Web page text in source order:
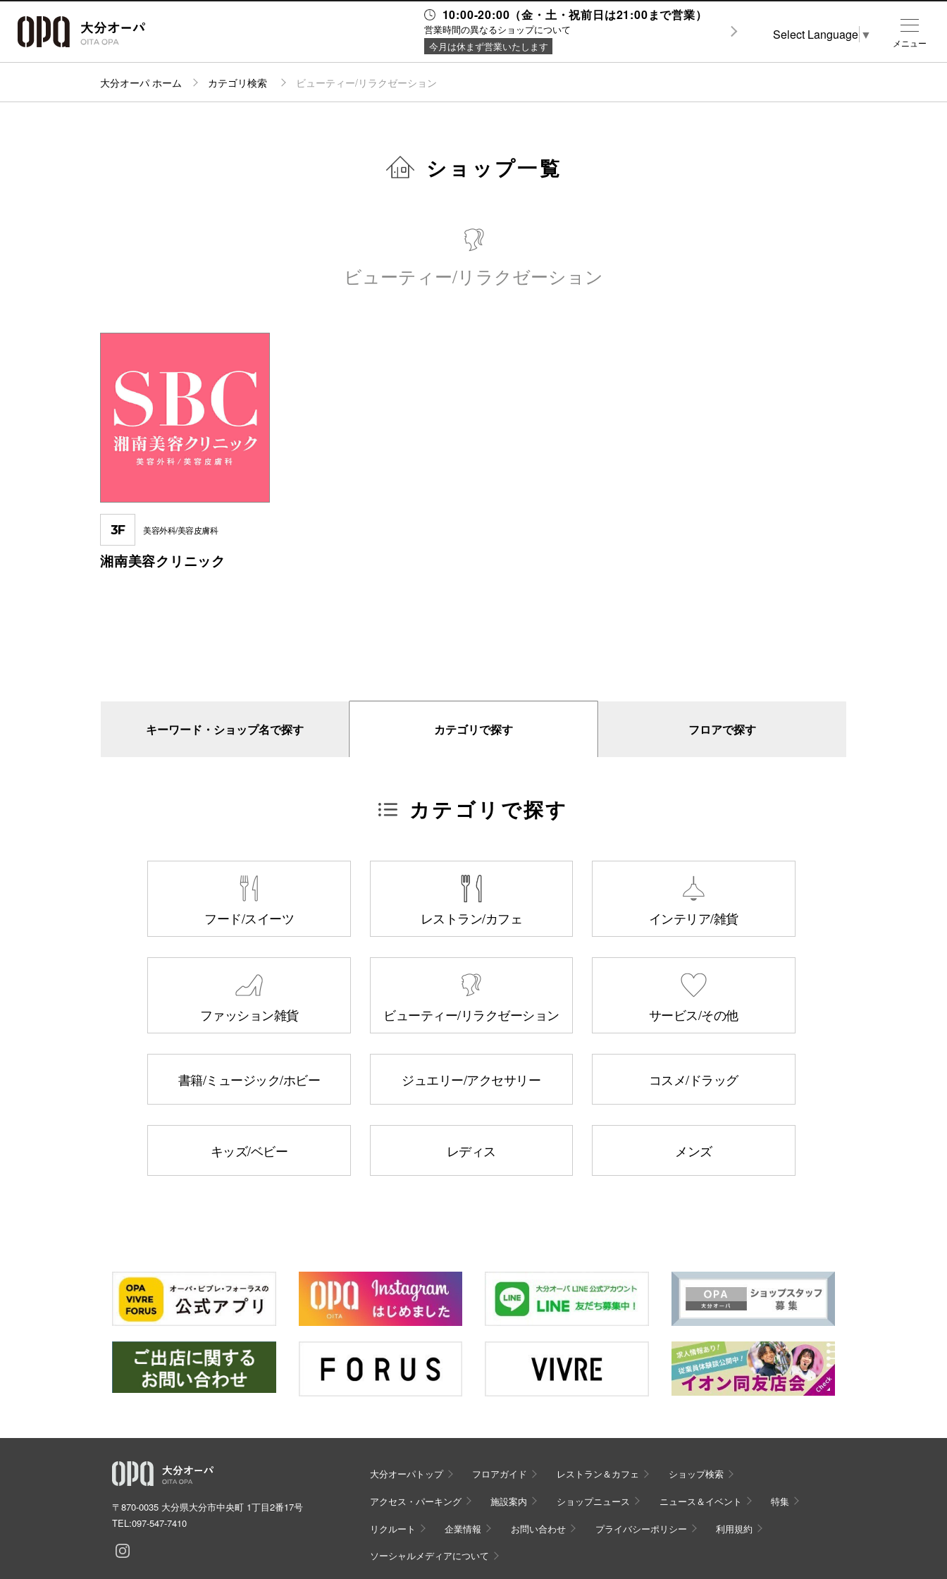
10:00-20:00（金・土・祝前日は21:00まで営業）
営業時間の異なるショップについて
今月は休まず営業いたします
パーキング
イベント
大分オーパ ホーム カテゴリ検索 ビューティー/リラクゼーション
ショップ一覧
ビューティー/リラクゼーション
3F 美容外科/美容皮膚科
湘南美容クリニック
キーワード・ショップ名で探す カテゴリで探す
カテゴリで探す
フード/スイーツ レストラン/カフェ インテリア/雑貨
ファッション雑貨 ビューティー/リラクゼーション サービス/その他
書籍/ミュージック/ホビー ジュエリー/アクセサリー コスメ/ドラッグ
キッズ/ベビー レディス メンズ
フロアで探す
〒870-0035 大分県大分市中央町 1丁目2番17号
TEL:097-547-7410
大分オーパトップ フロアガイド レストラン＆カフェ ショップ検索
アクセス・パーキング 施設案内 ショップニュース ニュース＆イベント 特集
リクルート 企業情報 お問い合わせ プライバシーポリシー 利用規約
ソーシャルメディアについて
メニュー
Select Language ▼